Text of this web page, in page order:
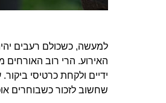
למעשה, כשכולם רעבים
האירוע. הרי רוב האורחים
ידיים ולקחת כרטיסי
שחשוב לזכור כשבוחרים